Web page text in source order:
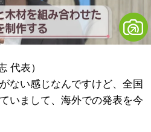
代表）
ない感じなんですけど、全国
いまして、海外での発表を今